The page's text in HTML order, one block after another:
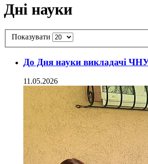
Дні науки
Показувати
До Дня науки викладачі
11.05.2026